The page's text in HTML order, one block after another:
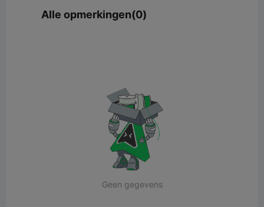
Alle opmerkingen(0)
Geen gegevens